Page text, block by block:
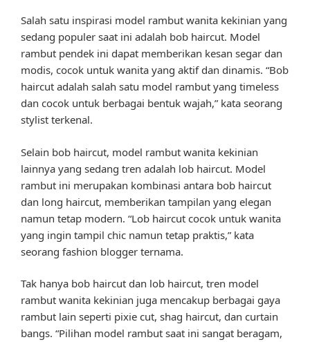
Salah satu inspirasi model rambut wanita kekinian yang
sedang populer saat ini adalah bob haircut. Model
rambut pendek ini dapat memberikan kesan segar dan
modis, cocok untuk wanita yang aktif dan dinamis. “Bob
haircut adalah salah satu model rambut yang timeless
dan cocok untuk berbagai bentuk wajah,” kata seorang
stylist terkenal.
Selain bob haircut, model rambut wanita kekinian
lainnya yang sedang tren adalah lob haircut. Model
rambut ini merupakan kombinasi antara bob haircut
dan long haircut, memberikan tampilan yang elegan
namun tetap modern. “Lob haircut cocok untuk wanita
yang ingin tampil chic namun tetap praktis,” kata
seorang fashion blogger ternama.
Tak hanya bob haircut dan lob haircut, tren model
rambut wanita kekinian juga mencakup berbagai gaya
rambut lain seperti pixie cut, shag haircut, dan curtain
bangs. “Pilihan model rambut saat ini sangat beragam,